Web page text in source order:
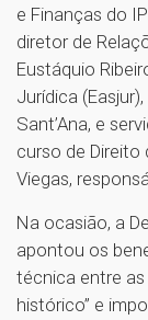
e Finanças do
diretor de
Eustáquio
Jurídica
Sant’Ana, e
curso de Direito
Viegas,
Na ocasião, a
apontou os
técnica entre
histórico” e